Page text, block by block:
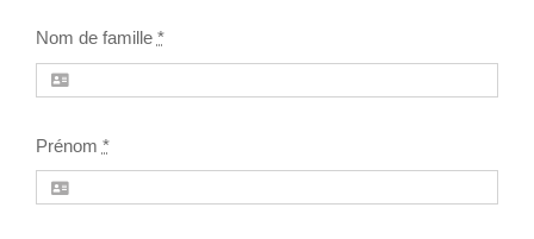
Nom de famille *
Prénom *